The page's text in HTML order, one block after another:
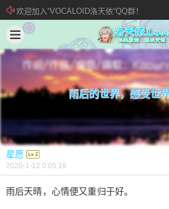
欢迎加入“VOCALOID洛天依“QQ群！
加入本站管理团队
新 • 文章发布须知
雨后的世界，感受世
星愿
2020-1-12 0:05:16
雨后天晴，心情便又重归于好。
星愿 @ 洛天依.Love